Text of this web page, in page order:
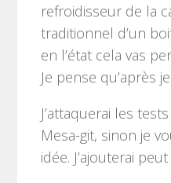
refroidisseur de la
traditionnel d’un
en l’état cela vas
Je pense qu’après
J’attaquerai les
Mesa-git, sinon je
idée. J’ajouterai